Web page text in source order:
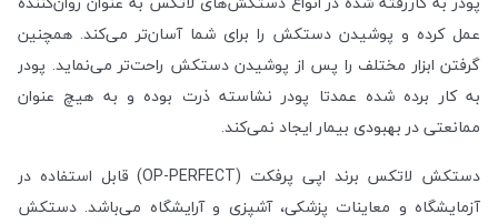
عمل کرده و پوشیدن دستکش را برای شما آسان‌تر می‌کند. همچنین
گرفتن ابزار مختلف را پس از پوشیدن دستکش راحت‌تر می‌نماید. پودر
به کار برده شده عمدتا پودر نشاسته ذرت بوده و به هیچ عنوان
ممانعتی در بهبودی بیمار ایجاد نمی‌کند.
دستکش لاتکس برند اپی پرفکت (OP-PERFECT) قابل استفاده در
آزمایشگاه و معاینات پزشکی، آشپزی و آرایشگاه می‌باشد. دستکش